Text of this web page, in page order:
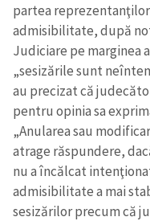
partea
admisibilitate, după
Judiciare pe marginea
„sesizările sunt
au precizat că
pentru opinia sa
„Anularea sau
atrage răspundere,
nu a încălcat
admisibilitate a mai
sesizărilor precum că